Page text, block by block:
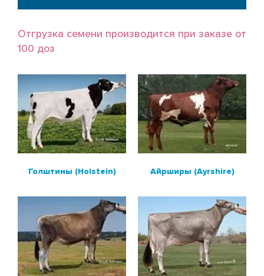
Айрширы (Ayrshire)
Джерсы (Jersey)
Бурые швицкие (Brown Swiss)
МЯСНЫЕ БЫКИ
МЯСНЫЕ БЫКИ ДЛЯ МОЛОЧНЫХ СТАД
ПОИСК БЫКОВ ПО НОМЕРУ ИЛИ КЛИЧКЕ
РАСХОДНЫЕ МАТЕРИАЛЫ И
ОБОРУДОВАНИЕ
Отгрузка семени производится при заказе от
100 доз
Голштины (Holstein) Айрширы (Ayrshire)